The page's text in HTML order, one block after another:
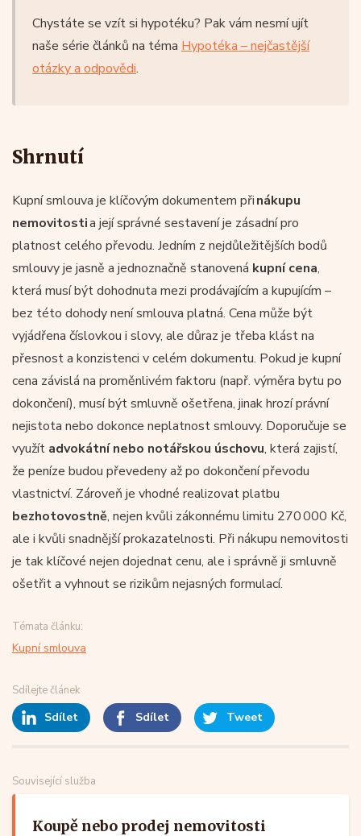
Chystáte se vzít si hypotéku? Pak vám nesmí ujít
naše série článků na téma Hypotéka – nejčastější
otázky a odpovědi.
Shrnutí
Kupní smlouva je klíčovým dokumentem přinákupu
nemovitostia její správné sestavení je zásadní pro
platnost celého převodu. Jedním z nejdůležitějších bodů
smlouvy je jasně a jednoznačně stanovená kupní cena,
která musí být dohodnuta mezi prodávajícím a kupujícím –
bez této dohody není smlouva platná. Cena může být
vyjádřena číslovkou i slovy, ale důraz je třeba klást na
přesnost a konzistenci v celém dokumentu. Pokud je kupní
cena závislá na proměnlivém faktoru (např. výměra bytu po
dokončení), musí být smluvně ošetřena, jinak hrozí právní
nejistota nebo dokonce neplatnost smlouvy. Doporučuje se
využít advokátní nebo notářskou úschovu, která zajistí,
že peníze budou převedeny až po dokončení převodu
vlastnictví. Zároveň je vhodné realizovat platbu
bezhotovostně, nejen kvůli zákonnému limitu 270 000 Kč,
ale i kvůli snadnější prokazatelnosti. Při nákupu nemovitosti
je tak klíčové nejen dojednat cenu, ale i správně ji smluvně
ošetřit a vyhnout se rizikům nejasných formulací.
Témata článku:
Kupní smlouva
Sdílejte článek
Sdílet Sdílet Tweet
Související služba
Koupě nebo prodej nemovitosti